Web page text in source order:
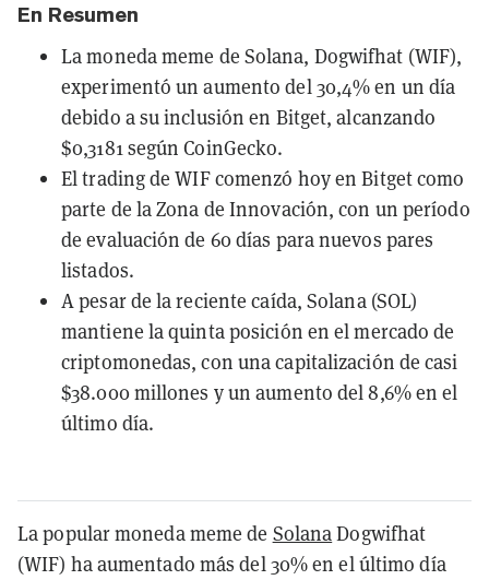
En Resumen
La moneda meme de Solana, Dogwifhat (WIF),
experimentó un aumento del 30,4% en un día
debido a su inclusión en Bitget, alcanzando
$0,3181 según CoinGecko.
El trading de WIF comenzó hoy en Bitget como
parte de la Zona de Innovación, con un período
de evaluación de 60 días para nuevos pares
listados.
A pesar de la reciente caída, Solana (SOL)
mantiene la quinta posición en el mercado de
criptomonedas, con una capitalización de casi
$38.000 millones y un aumento del 8,6% en el
último día.
La popular moneda meme de SolanaDogwifhat
(WIF) ha aumentado más del 30% en el último día